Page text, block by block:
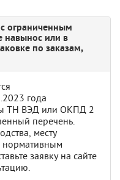
ограниченным
навынос или в
по заказам,
года
ТН ВЭД или ОКПД 2
перечень.
месту
нормативным
заявку на сайте